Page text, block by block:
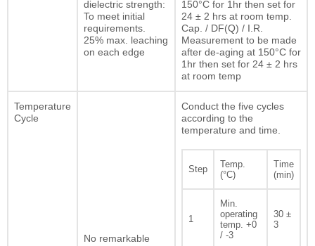
dielectric strength:
To meet initial
requirements.
25% max. leaching
on each edge
150°C for 1hr then set for
24 ± 2 hrs at room temp.
Cap. / DF(Q) / I.R.
Measurement to be made
after de-aging at 150°C for
1hr then set for 24 ± 2 hrs
at room temp
Temperature
Cycle
No remarkable
Conduct the five cycles
according to the
temperature and time.
Step
Temp.
(°C)
Time
(min)
1
Min.
operating
temp. +0
/ -3
30 ±
3